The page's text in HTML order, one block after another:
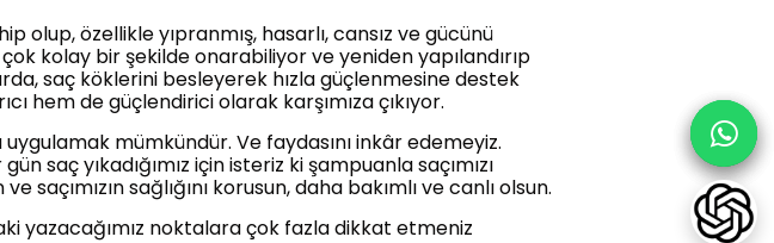
olup, özellikle yıpranmış, hasarlı, cansız ve gücünü
kolay bir şekilde onarabiliyor ve yeniden yapılandırıp
saç köklerini besleyerek hızla güçlenmesine destek
hem de güçlendirici olarak karşımıza çıkıyor.
mümkündür. Ve faydasını inkâr edemeyiz.
saç yıkadığımız için isteriz ki şampuanla saçımızı
saçımızın sağlığını korusun, daha bakımlı ve canlı olsun.
yazacağımız noktalara çok fazla dikkat etmeniz